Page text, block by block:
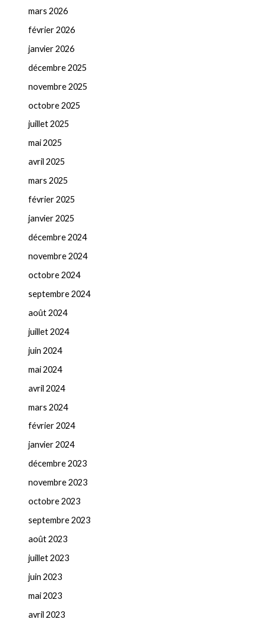
mars 2026
février 2026
janvier 2026
décembre 2025
novembre 2025
octobre 2025
juillet 2025
mai 2025
avril 2025
mars 2025
février 2025
janvier 2025
décembre 2024
novembre 2024
octobre 2024
septembre 2024
août 2024
juillet 2024
juin 2024
mai 2024
avril 2024
mars 2024
février 2024
janvier 2024
décembre 2023
novembre 2023
octobre 2023
septembre 2023
août 2023
juillet 2023
juin 2023
mai 2023
avril 2023